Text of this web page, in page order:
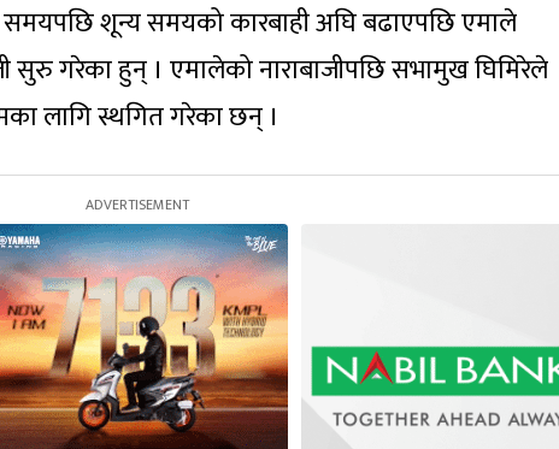
शून्य समयको कारबाही अघि बढाएपछि एमाले
सुरु गरेका हुन् । एमालेको नाराबाजीपछि सभामुख घिमिरेले
लागि स्थगित गरेका छन् ।